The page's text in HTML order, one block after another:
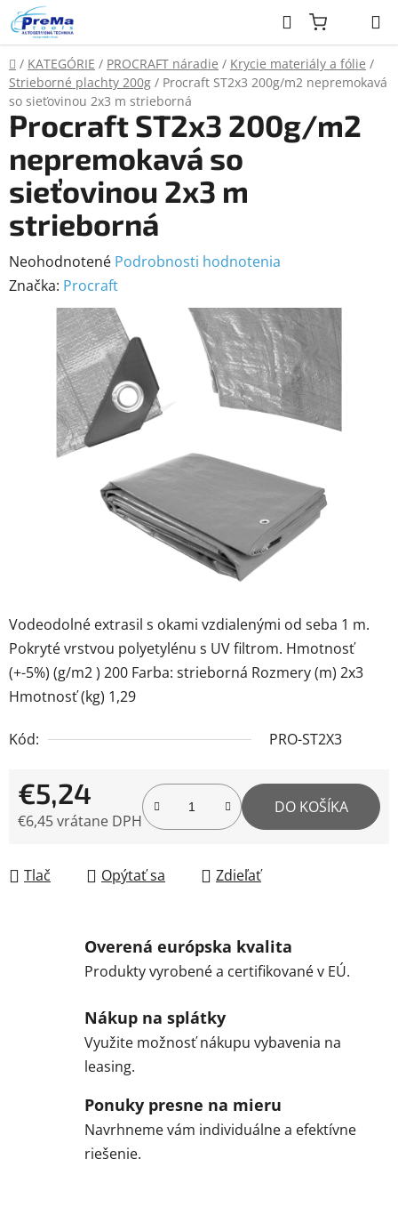
Prejsť
na
obsah
Hľadať
Domov
/ KATEGÓRIE / PROCRAFT náradie / Krycie materiály a fólie /
Strieborné plachty 200g / Procraft ST2x3 200g/m2 nepremokavá
so sieťovinou 2x3 m strieborná
Vodeodolné extrasil s okami vzdialenými od seba 1 m.
Pokryté vrstvou polyetylénu s UV filtrom. Hmotnosť
(+-5%) (g/m2 ) 200 Farba: strieborná Rozmery (m) 2x3
Hmotnosť (kg) 1,29
Kód: PRO-ST2X3
€5,24
€6,45 vrátane DPH
DO KOŠÍKA
Tlač Opýtať sa Zdieľať
Procraft ST2x3 200g/m2
nepremokavá so
sieťovinou 2x3 m
strieborná
Priemerné
hodnotenie
produktu
hviezdičiek.
Neohodnotené Podrobnosti hodnotenia
Značka: Procraft
Overená európska kvalita
Produkty vyrobené a certifikované v EÚ.
Nákup na splátky
Využite možnosť nákupu vybavenia na
leasing.
Ponuky presne na mieru
Navrhneme vám individuálne a efektívne
riešenie.